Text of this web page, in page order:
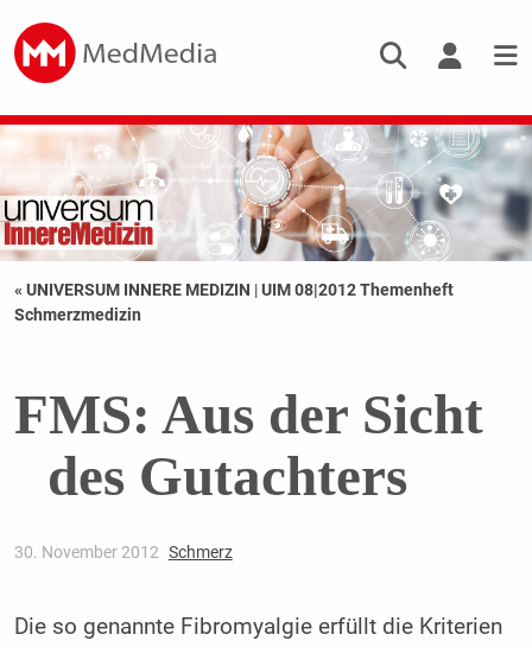
« UNIVERSUM INNERE MEDIZIN |UIM 08|2012 Themenheft
Schmerzmedizin
FMS: Aus der Sicht
des Gutachters
30. November 2012 Schmerz
Die so genannte Fibromyalgie erfüllt die Kriterien